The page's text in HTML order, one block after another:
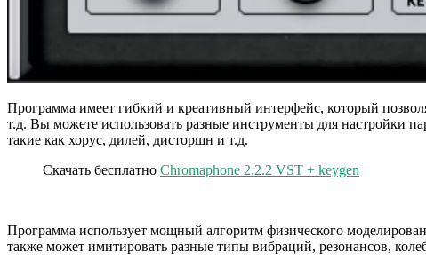
Программа имеет гибкий и креативный интерфейс, который
т.д. Вы можете использовать разные инструменты для настройки
такие как хорус, дилей, дисторшн и т.д.
Скачать бесплатно Chromaphone 2.2.2 VST + keygen
Программа использует мощный алгоритм физического
также может имитировать разные типы вибраций, резонансов,